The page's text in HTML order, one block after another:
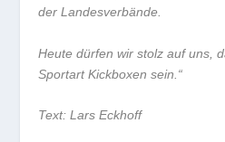
der Landesverbände.
Heute dürfen wir stolz auf uns,
Sportart Kickboxen sein.“
Text: Lars Eckhoff